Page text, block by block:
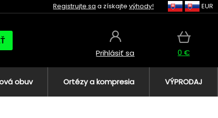
Registrujte sa a získajte výhody! EUR
Prihlásiť sa 0 €
obuv Ortézy a kompresia VÝPRODAJ